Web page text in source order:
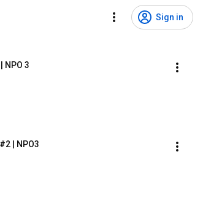
Sign in
NPO 3
| NPO3